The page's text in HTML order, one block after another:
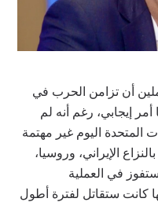
أن تزامن الحرب في
إيجابي، رغم أنه لم
المتحدة اليوم غير مهتمة
الإيراني، وروسيا،
في العملية
كانت ستقاتل لفترة أطول